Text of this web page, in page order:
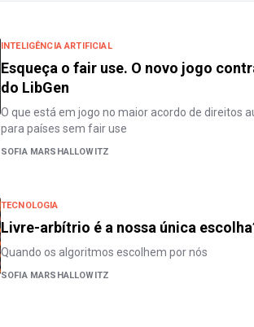
INTELIGÊNCIA ARTIFICIAL
Esqueça o fair use. O novo jogo
do LibGen
O que está em jogo no maior acordo de direitos
para países sem fair use
SOFIA MARSHALLOWITZ
TECNOLOGIA
Livre-arbítrio é a nossa única
Quando os algoritmos escolhem por nós
SOFIA MARSHALLOWITZ